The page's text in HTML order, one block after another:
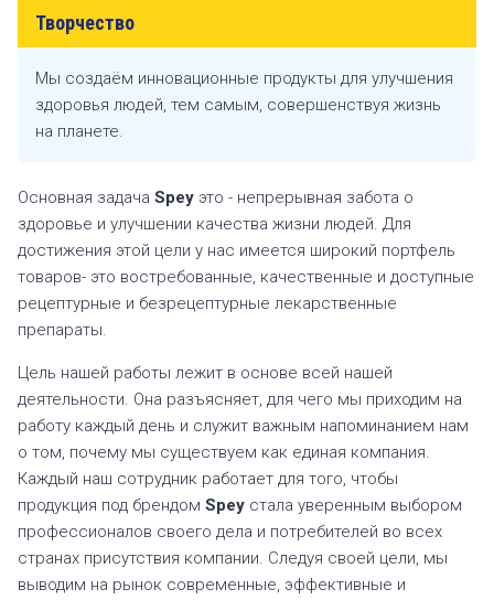
Творчество
Мы создаём инновационные продукты для улучшения
здоровья людей, тем самым, совершенствуя жизнь
на планете.
Основная задача Spey это - непрерывная забота о
здоровье и улучшении качества жизни людей. Для
достижения этой цели у нас имеется широкий портфель
товаров- это востребованные, качественные и доступные
рецептурные и безрецептурные лекарственные
препараты.
Цель нашей работы лежит в основе всей нашей
деятельности. Она разъясняет, для чего мы приходим на
работу каждый день и служит важным напоминанием нам
о том, почему мы существуем как единая компания.
Каждый наш сотрудник работает для того, чтобы
продукция под брендом Spey стала уверенным выбором
профессионалов своего дела и потребителей во всех
странах присутствия компании. Следуя своей цели, мы
выводим на рынок современные, эффективные и